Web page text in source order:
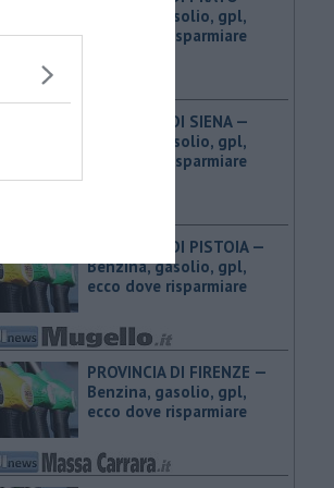
Benzina, gasolio, gpl,
ecco dove risparmiare
PROVINCIA DI SIENA — ​
Benzina, gasolio, gpl,
ecco dove risparmiare
PROVINCIA DI PISTOIA — ​
Benzina, gasolio, gpl,
ecco dove risparmiare
PROVINCIA DI FIRENZE — ​
Benzina, gasolio, gpl,
ecco dove risparmiare